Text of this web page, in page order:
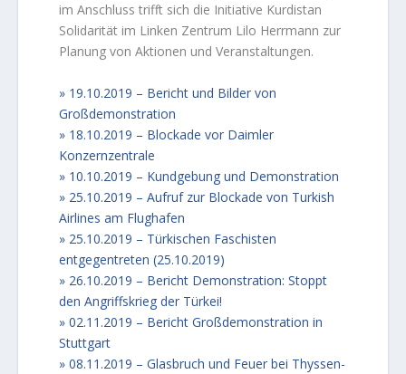
im Anschluss trifft sich die Initiative Kurdistan
Solidarität im Linken Zentrum Lilo Herrmann zur
Planung von Aktionen und Veranstaltungen.
19.10.2019 – Bericht und Bilder von
Großdemonstration
18.10.2019 – Blockade vor Daimler
Konzernzentrale
10.10.2019 – Kundgebung und Demonstration
25.10.2019 – Aufruf zur Blockade von Turkish
Airlines am Flughafen
25.10.2019 – Türkischen Faschisten
entgegentreten (25.10.2019)
26.10.2019 – Bericht Demonstration: Stoppt
den Angriffskrieg der Türkei!
02.11.2019 – Bericht Großdemonstration in
Stuttgart
08.11.2019 – Glasbruch und Feuer bei Thyssen-